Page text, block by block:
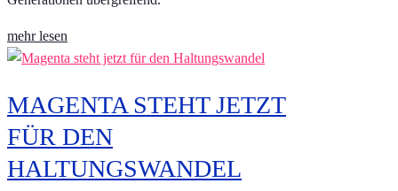
mehr lesen
MAGENTA STEHT JETZT
FÜR DEN
HALTUNGSWANDEL